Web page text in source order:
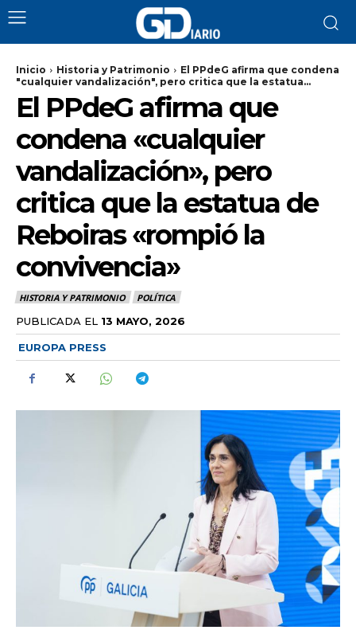
Inicio Historia y Patrimonio
El PPdeG afirma que condena
"cualquier vandalización", pero critica que la estatua...
El PPdeG afirma que
condena «cualquier
vandalización», pero
critica que la estatua de
Reboiras «rompió la
convivencia»
HISTORIA Y PATRIMONIO POLÍTICA
PUBLICADA EL 13 MAYO, 2026
EUROPA PRESS